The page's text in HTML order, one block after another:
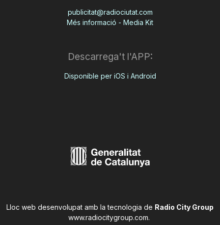
publicitat@radiociutat.com
Més informació - Media Kit
Descarrega't l'APP:
Disponible per iOS i Android
Lloc web desenvolupat amb la tecnologia de Radio City Group
www.radiocitygroup.com.